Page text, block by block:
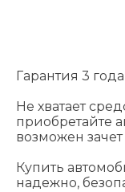
Гарантия 3
Не хватает
приобретайте
возможен
Купить
надежно,